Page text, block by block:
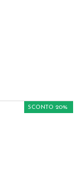
SCONTO 20%